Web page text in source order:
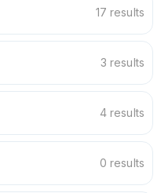
17 results
3 results
4 results
0 results